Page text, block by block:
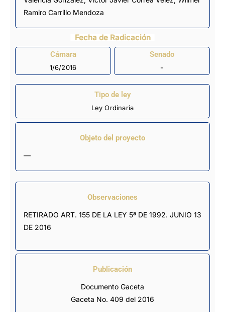
Ramiro Carrillo Mendoza
Fecha de Radicación
Cámara
1/6/2016
Senado
-
Tipo de ley
Ley Ordinaria
Objeto del proyecto
—
Observaciones
RETIRADO ART. 155 DE LA LEY 5ª DE 1992. JUNIO 13
DE 2016
Publicación
Documento Gaceta
Gaceta No. 409 del 2016